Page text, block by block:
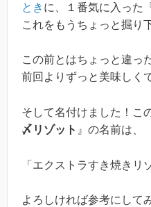
とき に、１番気に入った
これをもうちょっと掘り
この前とはちょっと違っ
前回よりずっと美味しく
そして名付けました！こ
〆リゾット 』の名前は、
「エクストラすき焼きリ
よろしければ参考にして